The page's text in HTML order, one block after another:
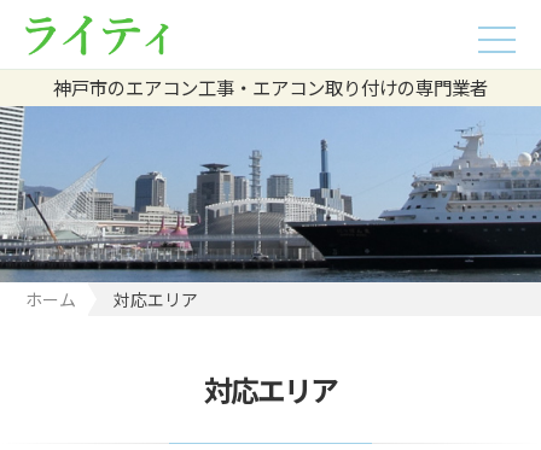
神戸市のエアコン工事・エアコン取り付けの専門業者
ホーム 対応エリア
対応エリア